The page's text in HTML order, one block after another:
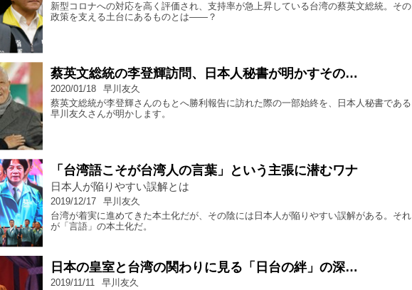
新型コロナへの対応を高く評価され、支持率が急上昇している台湾の蔡英文総統。その
政策を支える土台にあるものとは――？
蔡英文総統の李登輝訪問、日本人秘書が明かすその…
2020/01/18
早川友久
蔡英文総統が李登輝さんのもとへ勝利報告に訪れた際の一部始終を、日本人秘書である
早川友久さんが明かします。
「台湾語こそが台湾人の言葉」という主張に潜むワナ
日本人が陥りやすい誤解とは
2019/12/17
早川友久
台湾が着実に進めてきた本土化だが、その陰には日本人が陥りやすい誤解がある。それ
が「言語」の本土化だ。
日本の皇室と台湾の関わりに見る「日台の絆」の深…
2019/11/11
早川友久